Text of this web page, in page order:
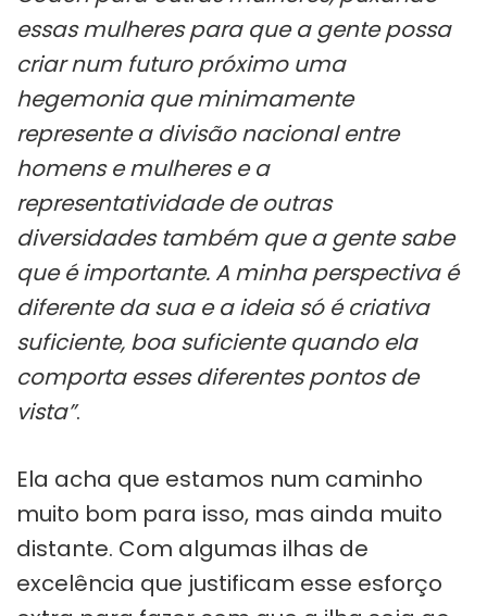
essas mulheres para que a gente possa
criar num futuro próximo uma
hegemonia que minimamente
represente a divisão nacional entre
homens e mulheres e a
representatividade de outras
diversidades também que a gente sabe
que é importante. A minha perspectiva é
diferente da sua e a ideia só é criativa
suficiente, boa suficiente quando ela
comporta esses diferentes pontos de
vista”.
Ela acha que estamos num caminho
muito bom para isso, mas ainda muito
distante. Com algumas ilhas de
excelência que justificam esse esforço